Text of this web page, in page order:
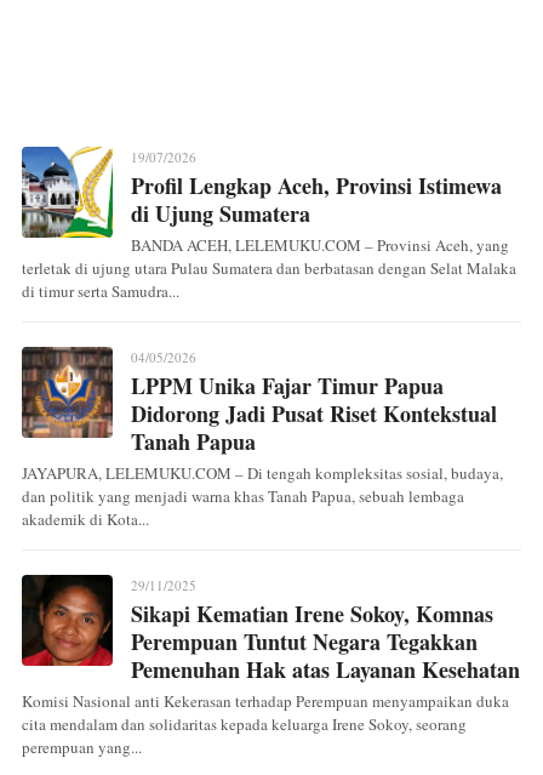
19/07/2026
Profil Lengkap Aceh, Provinsi Istimewa
di Ujung Sumatera
BANDA ACEH, LELEMUKU.COM – Provinsi Aceh, yang
terletak di ujung utara Pulau Sumatera dan berbatasan dengan Selat Malaka
di timur serta Samudra...
04/05/2026
LPPM Unika Fajar Timur Papua
Didorong Jadi Pusat Riset Kontekstual
Tanah Papua
JAYAPURA, LELEMUKU.COM – Di tengah kompleksitas sosial, budaya,
dan politik yang menjadi warna khas Tanah Papua, sebuah lembaga
akademik di Kota...
29/11/2025
Sikapi Kematian Irene Sokoy, Komnas
Perempuan Tuntut Negara Tegakkan
Pemenuhan Hak atas Layanan Kesehatan
Komisi Nasional anti Kekerasan terhadap Perempuan menyampaikan duka
cita mendalam dan solidaritas kepada keluarga Irene Sokoy, seorang
perempuan yang...